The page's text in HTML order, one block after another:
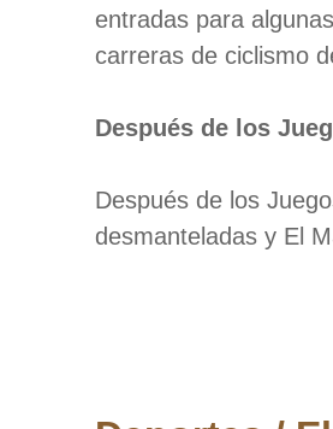
entradas para
carreras de ciclismo
Después de los
Después de los
desmanteladas y El